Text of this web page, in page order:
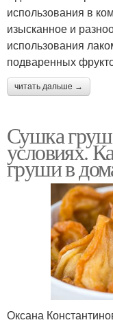
использования в
изысканное и
использования
подваренных
читать дальше →
Сушка
условиях.
груши в
Оксана